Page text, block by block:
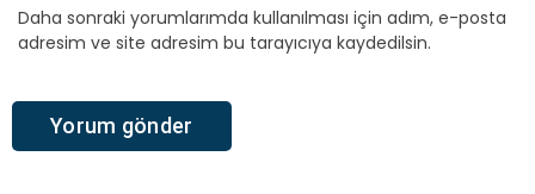
Daha sonraki yorumlarımda kullanılması için adım, e-posta
adresim ve site adresim bu tarayıcıya kaydedilsin.